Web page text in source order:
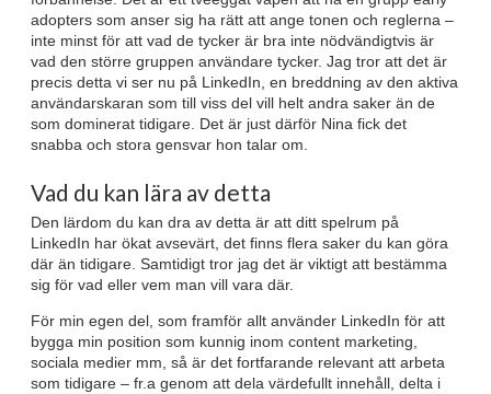
adopters som anser sig ha rätt att ange tonen och reglerna –
inte minst för att vad de tycker är bra inte nödvändigtvis är
vad den större gruppen användare tycker. Jag tror att det är
precis detta vi ser nu på LinkedIn, en breddning av den aktiva
användarskaran som till viss del vill helt andra saker än de
som dominerat tidigare. Det är just därför Nina fick det
snabba och stora gensvar hon talar om.
Vad du kan lära av detta
Den lärdom du kan dra av detta är att ditt spelrum på
LinkedIn har ökat avsevärt, det finns flera saker du kan göra
där än tidigare. Samtidigt tror jag det är viktigt att bestämma
sig för vad eller vem man vill vara där.
För min egen del, som framför allt använder LinkedIn för att
bygga min position som kunnig inom content marketing,
sociala medier mm, så är det fortfarande relevant att arbeta
som tidigare – fr.a genom att dela värdefullt innehåll, delta i